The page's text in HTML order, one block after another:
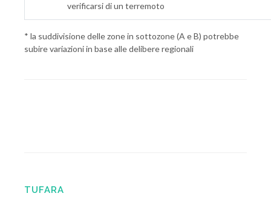
verificarsi di un terremoto
* la suddivisione delle zone in sottozone (A e B) potrebbe
subire variazioni in base alle delibere regionali
TUFARA